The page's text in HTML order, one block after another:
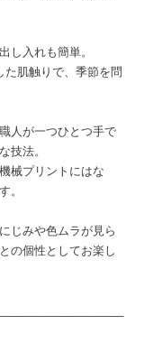
し入れも簡単。
た肌触りで、季節を問
人が一つひとつ手で
技法。
械プリントにはな
。
じみや色ムラが見ら
の個性としてお楽し